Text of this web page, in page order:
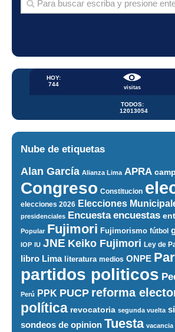
visitas
HOY:
744
TODOS:
12013054
Nube de etiquetas
Alan García Alianza Lima APRA
Congreso Constitucion
elecciones 2026 Elecciones
presidenciales Encuesta encuestas
Popular Fujimori Fujimorismo fútbol
IOP IU JNE Keiko Fujimori Ley de
libro Lima literatura medios ONPE
partidos politicos
Perú PPK PUCP reforma
política revocatoria segunda vuelta
sondeos de opinion Tuesta vacancia